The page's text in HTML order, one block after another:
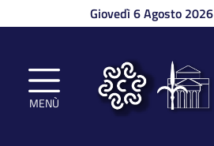
Salta al contenuto principaleGiovedì 6 Agosto 2026
MENÙ